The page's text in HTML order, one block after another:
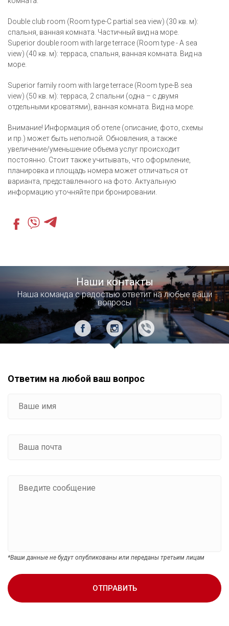
Double club room (Room type-C partial sea view) (30 кв. м):
спальня, ванная комната. Частичный вид на море.
Superior double room with large terrace (Room type - A sea
view) (40 кв. м): терраса, спальня, ванная комната. Вид на
море.
Superior family room with large terrace (Room type-B sea
view) (50 кв. м): терраса, 2 спальни (одна – с двумя
отдельными кроватями), ванная комната. Вид на море.
Внимание! Информация об отеле (описание, фото, схемы
и пр.) может быть неполной. Обновления, а также
увеличение/уменьшение объема услуг происходит
постоянно. Стоит также учитывать, что оформление,
планировка и площадь номера может отличаться от
варианта, представленного на фото. Актуальную
информацию уточняйте при бронировании.
Наши контакты
Наша команда с радостью ответит на любые ваши
вопросы
Ответим на любой ваш вопрос
*Ваши данные не будут опубликованы или переданы третьим лицам
ОТПРАВИТЬ